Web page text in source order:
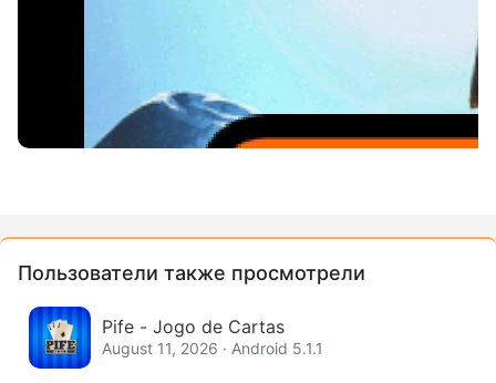
Пользователи также просмотрели
Pife - Jogo de Cartas
August 11, 2026 · Android 5.1.1